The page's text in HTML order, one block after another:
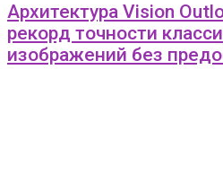
Архитектура Vision
рекорд точности
изображений без